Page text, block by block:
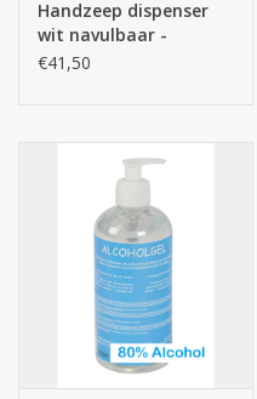
Handzeep dispenser
wit navulbaar -
vloeibare zeep
€41,50